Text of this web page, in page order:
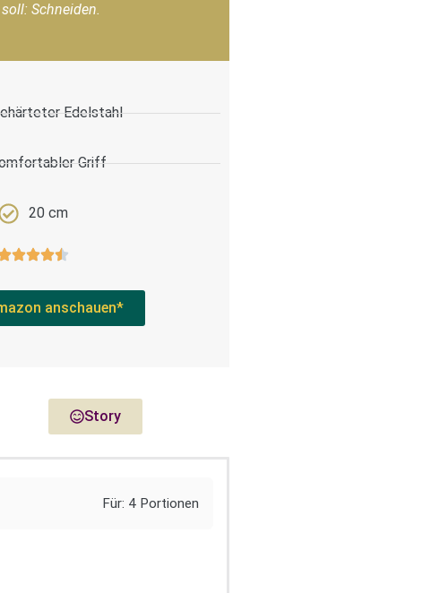
Schneiden.
Edelstahl
Griff
20 cm
anschauen*
Story
Für: 4 Portionen